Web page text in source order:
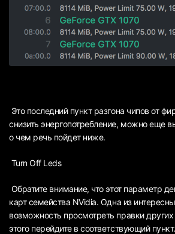
Это последний пункт разгона чипов от
снизить энергопотребление, можно еще
о чем речь пойдет ниже.
Turn Off Leds
Обратите внимание, что этот параметр
карт семейства NVidia. Одна из
возможность просмотреть правки
этого перейдите в соответствующий